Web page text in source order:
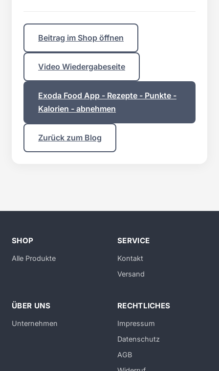
Beitrag im Shop öffnen
Video Wiedergabeseite
Exoda Food App - Rezepte - Punkte -
Kalorien - abnehmen
Zurück zum Blog
SHOP
Alle Produkte
SERVICE
Kontakt
Versand
ÜBER UNS
Unternehmen
RECHTLICHES
Impressum
Datenschutz
AGB